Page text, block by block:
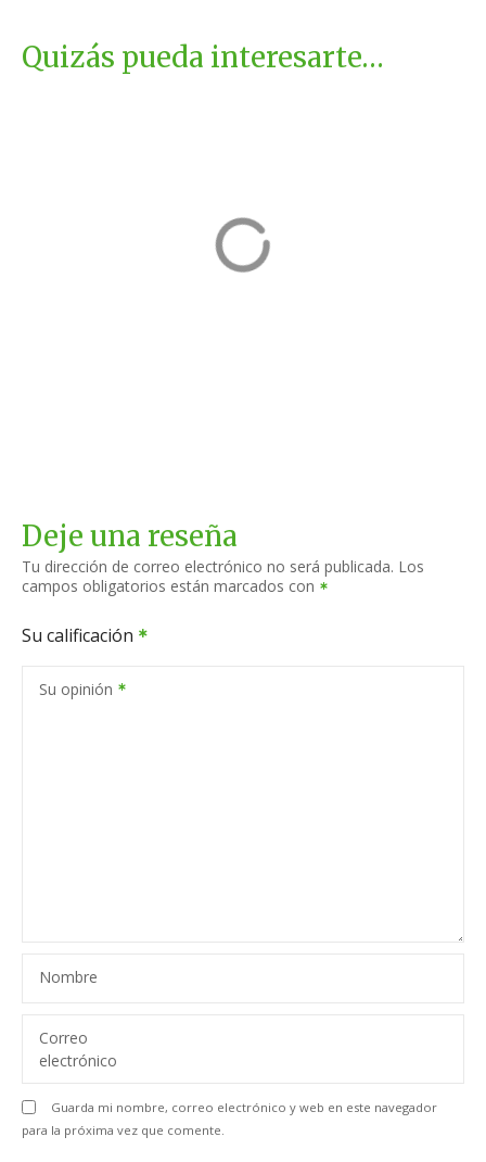
Quizás pueda interesarte…
Deje una reseña
Tu dirección de correo electrónico no será publicada. Los
campos obligatorios están marcados con
Su calificación
Su opinión
Nombre
Correo
electrónico
Guarda mi nombre, correo electrónico y web en este navegador
para la próxima vez que comente.